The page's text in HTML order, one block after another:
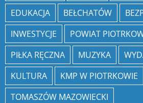
EDUKACJA
BEŁCHATÓW
INWESTYCJE
POWIAT
PIŁKA RĘCZNA
MUZYKA
KULTURA
KMP W PIOTRKOWIE
TOMASZÓW MAZOWIECKI